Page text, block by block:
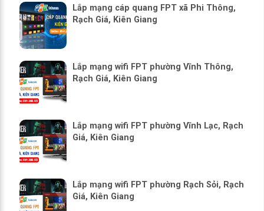
Lắp mạng cáp quang FPT xã Phi Thông,
Rạch Giá, Kiên Giang
Lắp mạng wifi FPT phường Vĩnh Thông,
Rạch Giá, Kiên Giang
Lắp mạng wifi FPT phường Vĩnh Lạc, Rạch
Giá, Kiên Giang
Lắp mạng wifi FPT phường Rạch Sỏi, Rạch
Giá, Kiên Giang